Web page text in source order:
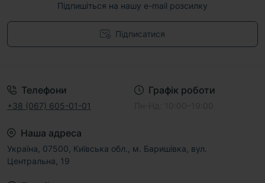
Підпишіться на нашу e-mail розсилку
Підписатися
Телефони
+38 (067) 605-01-01
Графік роботи
Наша адреса
Україна, 07500, Київська обл., м. Баришівка, вул.
Центральна, 19